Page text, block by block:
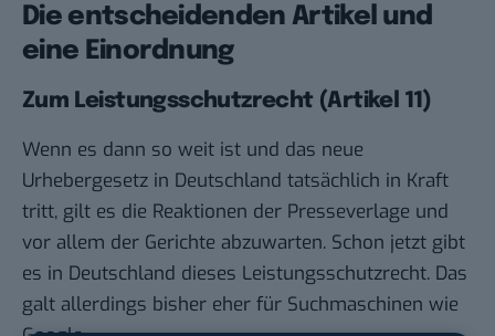
Die entscheidenden Artikel und
eine Einordnung
Zum Leistungsschutzrecht (Artikel 11)
Wenn es dann so weit ist und das neue
Urhebergesetz in Deutschland tatsächlich in Kraft
tritt, gilt es die Reaktionen der Presseverlage und
vor allem der Gerichte abzuwarten. Schon jetzt gibt
es in Deutschland dieses Leistungsschutzrecht. Das
galt allerdings bisher eher für Suchmaschinen wie